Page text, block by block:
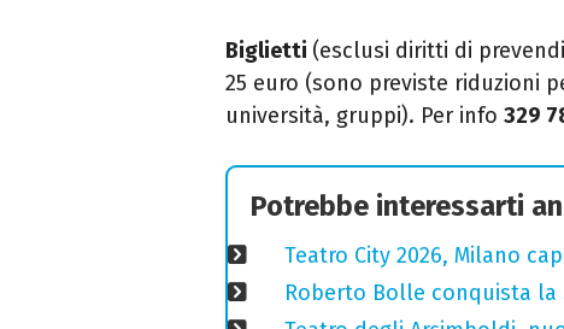
Biglietti (esclusi diritti di
25 euro (sono previste riduzioni
università, gruppi). Per info 329
Potrebbe interessarti
Teatro City 2026, Milano
Roberto Bolle conquista